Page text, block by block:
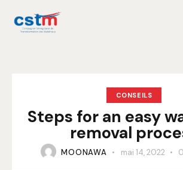
CONSEILS
Steps for an easy
removal
MOONAWA mai 14, 2022 0